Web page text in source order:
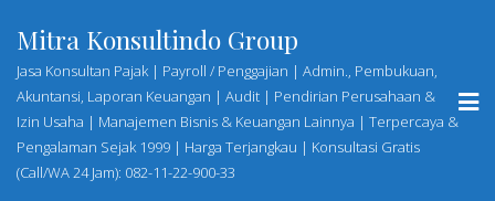
content
Mitra Konsultindo Group
Jasa Konsultan Pajak | Payroll / Penggajian | Admin., Pembukuan,
Akuntansi, Laporan Keuangan | Audit | Pendirian Perusahaan &
Izin Usaha | Manajemen Bisnis & Keuangan Lainnya | Terpercaya &
Pengalaman Sejak 1999 | Harga Terjangkau | Konsultasi Gratis
(Call/WA 24 Jam): 082-11-22-900-33